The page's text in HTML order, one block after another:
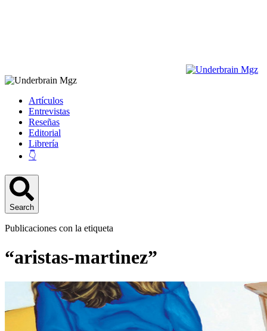
Artículos
Entrevistas
Reseñas
Editorial
Librería
👇
Search
Publicaciones con la etiqueta
“aristas-martinez”